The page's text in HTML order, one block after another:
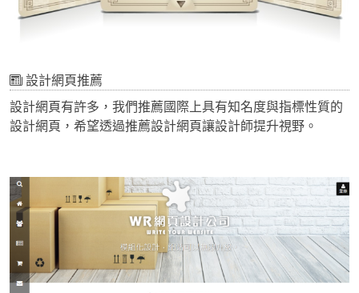
設計網頁推薦
設計網頁有許多，我們推薦國際上具有知名度與指標性質的
設計網頁，希望透過推薦設計網頁讓設計師提升視野。